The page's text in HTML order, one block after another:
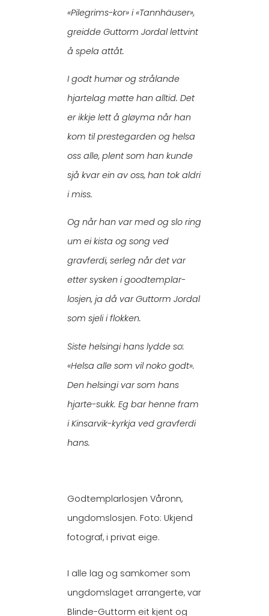
«Pilegrims-kor» i «Tannhäuser»,
greidde Guttorm Jordal lettvint
å spela attåt.
I godt humør og strålande
hjartelag møtte han alltid. Det
er ikkje lett å gløyma når han
kom til prestegarden og helsa
oss alle, plent som han kunde
sjå kvar ein av oss, han tok aldri
i miss.
Og når han var med og slo ring
um ei kista og song ved
gravferdi, serleg når det var
etter sysken i goodtemplar-
losjen, ja då var Guttorm Jordal
som sjeli i flokken.
Siste helsingi hans lydde so:
«Helsa alle som vil noko godt».
Den helsingi var som hans
hjarte-sukk. Eg bar henne fram
i Kinsarvik-kyrkja ved gravferdi
hans.
Godtemplarlosjen Våronn,
ungdomslosjen. Foto: Ukjend
fotograf, i privat eige.
I alle lag og samkomer som
ungdomslaget arrangerte, var
Blinde-Guttorm eit kjent og